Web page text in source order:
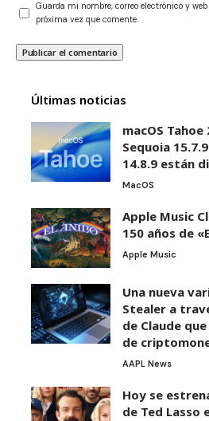
Guarda mi nombre, correo electrónico y
próxima vez que comente.
Últimas noticias
macOS Tahoe
Sequoia
14.8.9 están
MacOS
Apple Music
150 años de
Apple Music
Una nueva
Stealer a
de Claude
de
AAPL News
Hoy se
de Ted Lasso